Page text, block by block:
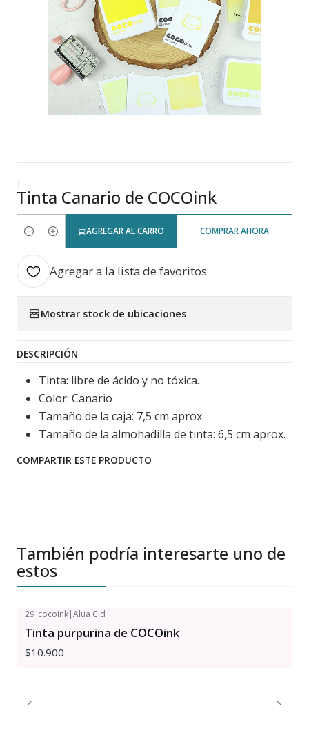
|
Tinta Canario de COCOink
Cantidad
AGREGAR AL CARRO COMPRAR AHORA
Agregar a la lista de favoritos
Mostrar stock de ubicaciones
DESCRIPCIÓN
Tinta: libre de ácido y no tóxica.
Color: Canario
Tamaño de la caja: 7,5 cm aprox.
Tamaño de la almohadilla de tinta: 6,5 cm aprox.
COMPARTIR ESTE PRODUCTO
También podría interesarte uno de
estos
29_cocoink|Alua Cid
Tinta purpurina de COCOink
$10.900